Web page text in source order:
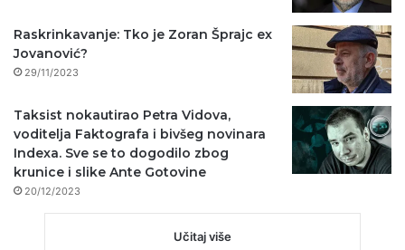
Raskrinkavanje: Tko je Zoran Šprajc ex
Jovanović?
29/11/2023
Taksist nokautirao Petra Vidova,
voditelja Faktografa i bivšeg novinara
Indexa. Sve se to dogodilo zbog
krunice i slike Ante Gotovine
20/12/2023
Učitaj više